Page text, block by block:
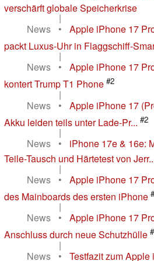
verschärft globale Speicherkrise
|
News
•
Apple iPhone 17
packt Luxus-Uhr in Flaggschiff-
|
News
•
Apple iPhone 17
kontert Trump T1 Phone #2
|
News
•
Apple iPhone 17
Akku leiden teils unter Lade-Pr... #2
|
News
•
iPhone 17e & 16e:
Teile-Tausch und Härtetest von
|
News
•
Apple iPhone 17
des Mainboards des ersten iPhone
|
News
•
Apple iPhone 17
Anschluss durch neue Schutzhülle
|
News
•
Testfazit zum